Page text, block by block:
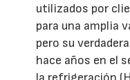
utilizados por
para una amplia
pero su
hace años en el